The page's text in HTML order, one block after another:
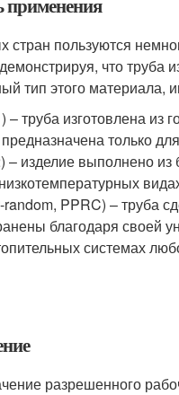
применения
стран пользуются
демонстрируя, что
тип этого материала,
труба изготовлена из
только
изделие выполнено из
PPRC) – труба
благодаря своей
системах
разрешенного